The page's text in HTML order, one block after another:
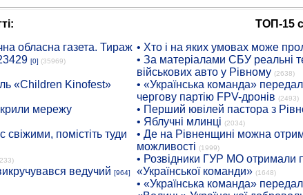
обласна газета. Тираж
[0] (35969)
«Children Kinofest»
мережу
помістіть туди
ведучий [964]
ТОП-15
• Хто і на яких умовах може
• За матеріалами СБУ реальні
військових авто у Рівному (2638)
• «Українська команда»
чергову партію FPV-дронів (2493)
• Перший ювілей пастора з
• Яблучні млинці (2034)
• Де на Рівненщині можна
можливості (1999)
• Розвідники ГУР МО отримали
«Української команди» (1648)
• «Українська команда»